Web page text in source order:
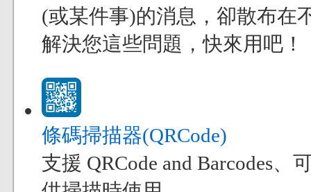
(或某件事)的消息，卻散布在
解決您這些問題，快來用吧！
條碼掃描器(QRCode)
支援 QRCode and Barcodes